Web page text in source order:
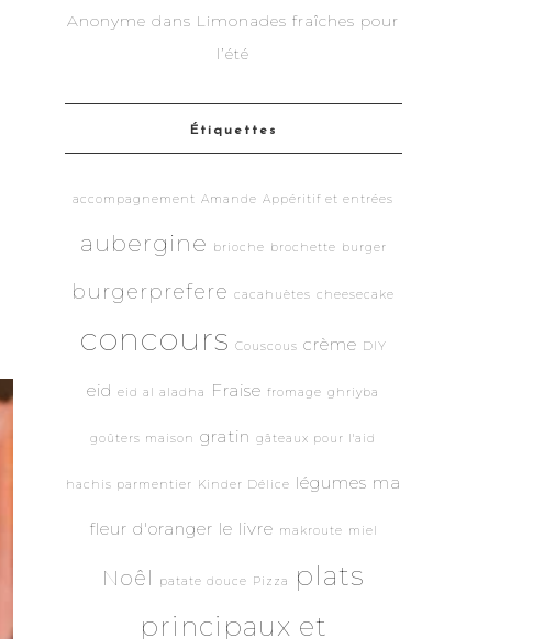
Anonyme dans Limonades fraîches pour
l’été
Étiquettes
accompagnement Amande Appéritif et entrées
aubergine brioche brochette burger
burgerprefere cacahuètes cheesecake
concours Couscous crème DIY
eid eid al aladha Fraise fromage ghriyba
goûters maison gratin gâteaux pour l'aid
hachis parmentier Kinder Délice légumes ma
fleur d'oranger le livre makroute miel
Noêl patate douce Pizza
plats
principaux et